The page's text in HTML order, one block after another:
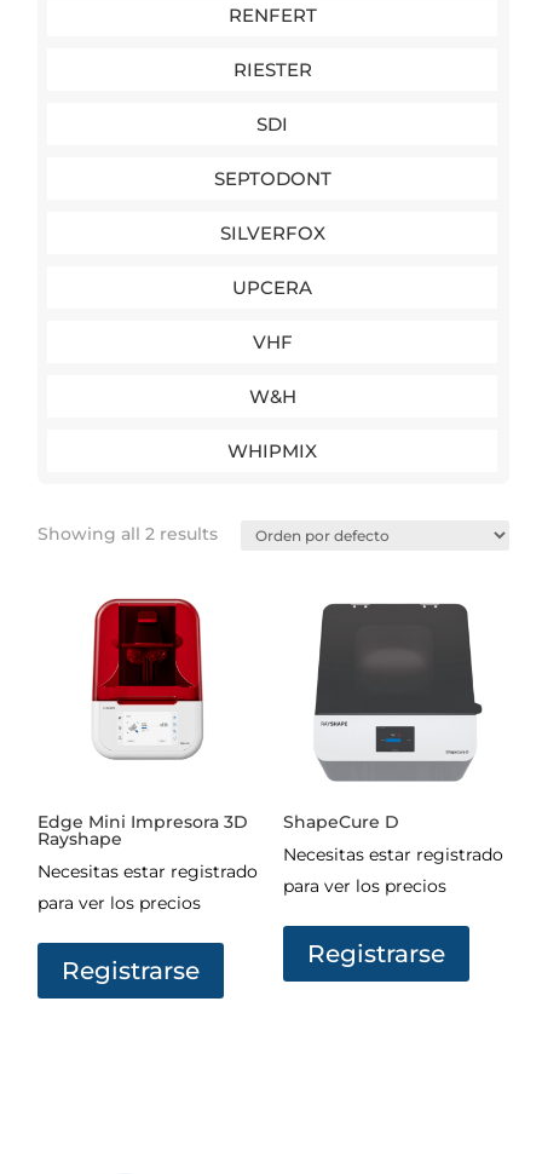
RENFERT
RIESTER
SDI
SEPTODONT
SILVERFOX
UPCERA
VHF
W&H
WHIPMIX
Showing all 2 results
Edge Mini Impresora 3D
Rayshape
Necesitas estar registrado
para ver los precios
Registrarse
ShapeCure D
Necesitas estar registrado
para ver los precios
Registrarse